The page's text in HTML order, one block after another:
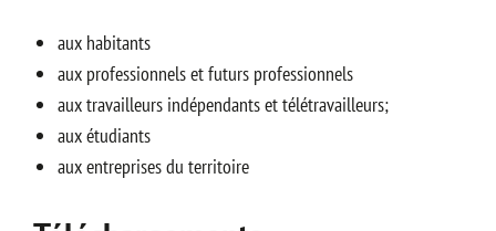
aux habitants
aux professionnels et futurs professionnels
aux travailleurs indépendants et télétravailleurs;
aux étudiants
aux entreprises du territoire